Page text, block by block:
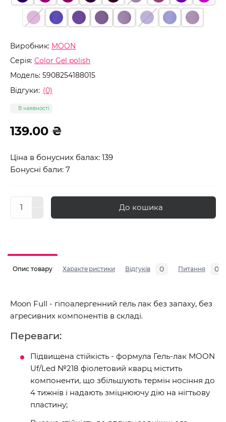
Виробник: MOON
Серія: Color Gel polish
Модель: 5908254188015
Відгуки: (0)
В наявності
139.00 ₴
Ціна в бонусних балах: 139
Бонусні бали: 7
До кошика
Опис товару Характеристики Відгуків 0 Питання 0
Moon Full - гіпоалергенний гель лак без запаху, без
агресивних компонентів в складі.
Переваги:
Підвищена стійкість - формула Гель-лак MOON
Uf/Led №218 фіолетовий кварц містить
компоненти, що збільшують термін носіння до
4 тижнів і надають зміцнюючу дію на нігтьову
пластину;